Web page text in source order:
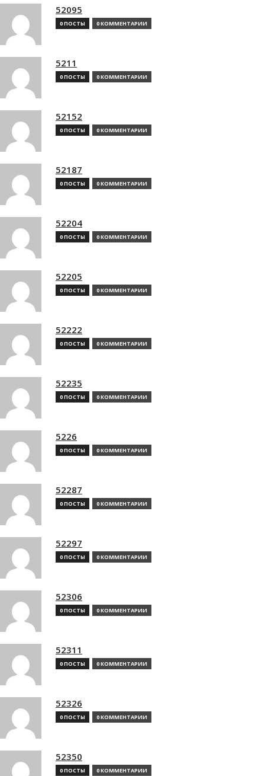
52095
0 ПОСТЫ 0 КОММЕНТАРИИ
5211
0 ПОСТЫ 0 КОММЕНТАРИИ
52152
0 ПОСТЫ 0 КОММЕНТАРИИ
52187
0 ПОСТЫ 0 КОММЕНТАРИИ
52204
0 ПОСТЫ 0 КОММЕНТАРИИ
52205
0 ПОСТЫ 0 КОММЕНТАРИИ
52222
0 ПОСТЫ 0 КОММЕНТАРИИ
52235
0 ПОСТЫ 0 КОММЕНТАРИИ
5226
0 ПОСТЫ 0 КОММЕНТАРИИ
52287
0 ПОСТЫ 0 КОММЕНТАРИИ
52297
0 ПОСТЫ 0 КОММЕНТАРИИ
52306
0 ПОСТЫ 0 КОММЕНТАРИИ
52311
0 ПОСТЫ 0 КОММЕНТАРИИ
52326
0 ПОСТЫ 0 КОММЕНТАРИИ
52350
0 ПОСТЫ 0 КОММЕНТАРИИ